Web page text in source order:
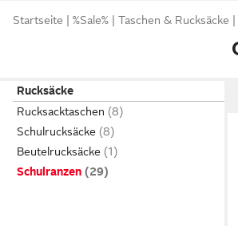
Startseite %Sale% Taschen & Rucksäcke
Rucksäcke
Rucksacktaschen
Schulrucksäcke
Beutelrucksäcke
Schulranzen